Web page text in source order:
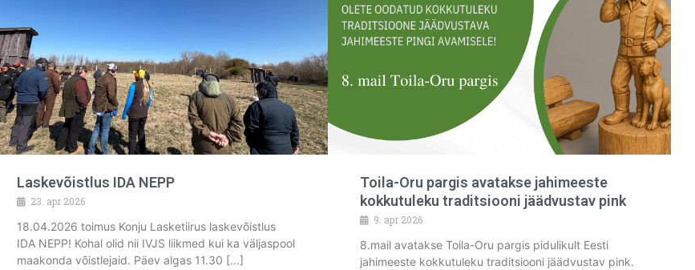
Laskevõistlus IDA NEPP
23. apr 2026
18.04.2026 toimus Konju Lasketiirus laskevõistlus
IDA NEPP! Kohal olid nii IVJS liikmed kui ka väljaspool
maakonda võistlejaid. Päev algas 11.30 […]
Toila-Oru pargis avatakse jahimeeste
kokkutuleku traditsiooni jäädvustav pink
9. apr 2026
8.mail avatakse Toila-Oru pargis pidulikult Eesti
jahimeeste kokkutuleku traditsiooni jäädvustav pink.